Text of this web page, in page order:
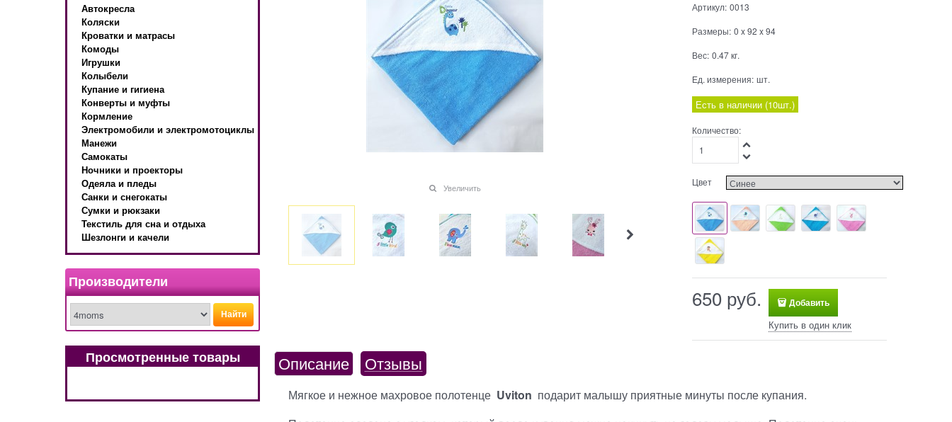
Автокресла
Коляски
Кроватки и матрасы
Комоды
Игрушки
Колыбели
Купание и гигиена
Конверты и муфты
Кормление
Электромобили и электромотоциклы
Манежи
Самокаты
Ночники и проекторы
Одеяла и пледы
Санки и снегокаты
Сумки и рюкзаки
Текстиль для сна и отдыха
Шезлонги и качели
Производители
Найти
Просмотренные товары
Увеличить
Артикул: 0013
Размеры: 0 x92 x94
Вес: 0.47кг.
Ед. измерения: шт.
Есть в наличии (10шт.)
Количество:
Цвет
650 руб. Добавить
Купить в один клик
Описание Отзывы
Мягкое и нежное махровое полотенце Uviton подарит малышу приятные минуты после купания.